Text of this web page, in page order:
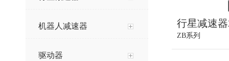
机器人减速器
驱动器
行星减速
ZB系列